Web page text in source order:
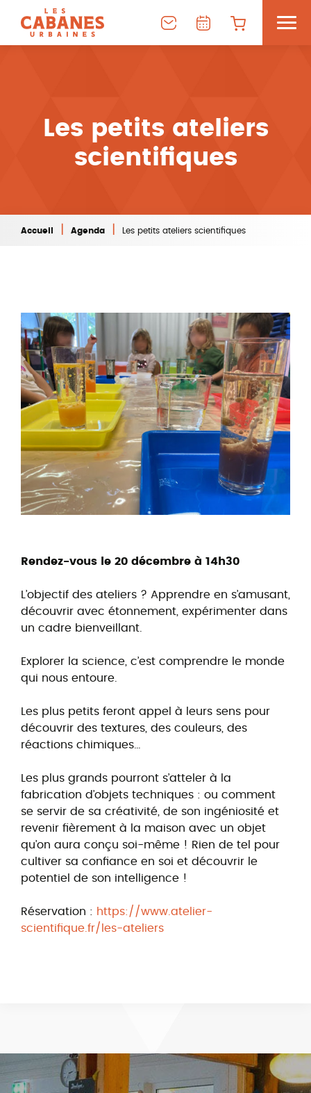
Les petits ateliers
scientifiques
Accueil Agenda Les petits ateliers scientifiques
Rendez-vous le 20 décembre à 14h30
L’objectif des ateliers ? Apprendre en s’amusant,
découvrir avec étonnement, expérimenter dans
un cadre bienveillant.
Explorer la science, c’est comprendre le monde
qui nous entoure.
Les plus petits feront appel à leurs sens pour
découvrir des textures, des couleurs, des
réactions chimiques…
Les plus grands pourront s’atteler à la
fabrication d’objets techniques : ou comment
se servir de sa créativité, de son ingéniosité et
revenir fièrement à la maison avec un objet
qu’on aura conçu soi-même ! Rien de tel pour
cultiver sa confiance en soi et découvrir le
potentiel de son intelligence !
Réservation : https://www.atelier-
scientifique.fr/les-ateliers